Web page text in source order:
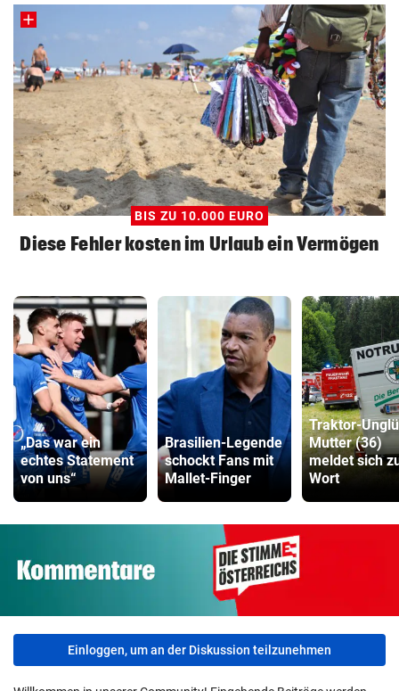
BIS ZU 10.000 EURO
Diese Fehler kosten im Urlaub ein Vermögen
„Das war ein
echtes Statement
von uns“
Brasilien-Legende
schockt Fans mit
Mallet-Finger
Traktor-
Mutter (36)
meldet sich
Wort
Einloggen, um an der Diskussion teilzunehmen